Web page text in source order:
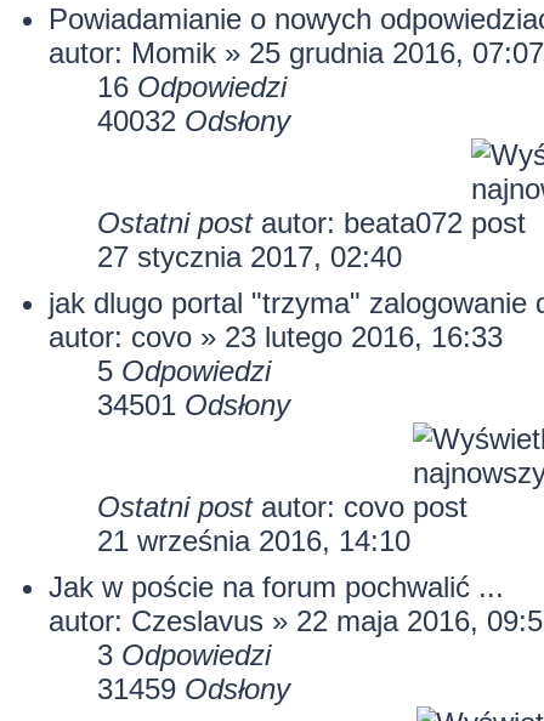
Powiadamianie o nowych
autor: Momik » 25 grudnia 2016, 07:07
16 Odpowiedzi
40032 Odsłony
Ostatni post autor: beata072
27 stycznia 2017, 02:40
jak dlugo portal "trzyma" zalogowanie
autor: covo » 23 lutego 2016, 16:33
5 Odpowiedzi
34501 Odsłony
Ostatni post autor: covo
21 września 2016, 14:10
Jak w poście na forum pochwalić ...
autor: Czeslavus » 22 maja 2016,
3 Odpowiedzi
31459 Odsłony